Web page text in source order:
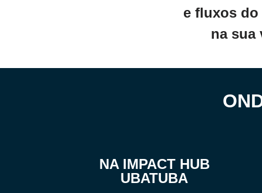
e fluxos
na sua
NA IMPACT HUB
UBATUBA